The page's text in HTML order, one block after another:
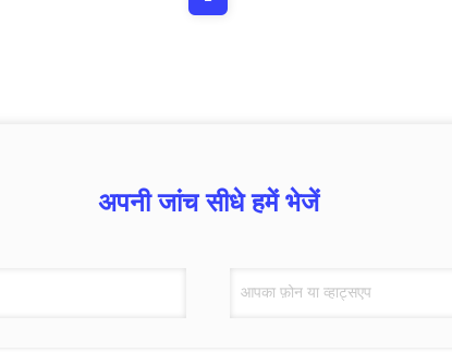
अपनी जांच सीधे हमें भेजें